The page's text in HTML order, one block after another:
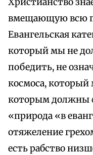
вмещающую всю
Евангельская
который мы не
победить, не
космоса,
которым должны
«природа «в
отяжеление
есть рабство